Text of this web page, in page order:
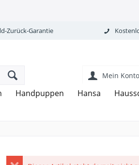
Zurück-Garantie
Mein Konto
Handpuppen Hansa